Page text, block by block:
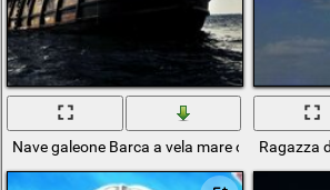
Nave galeone Barca a vela mare onde cielo
Ragazza